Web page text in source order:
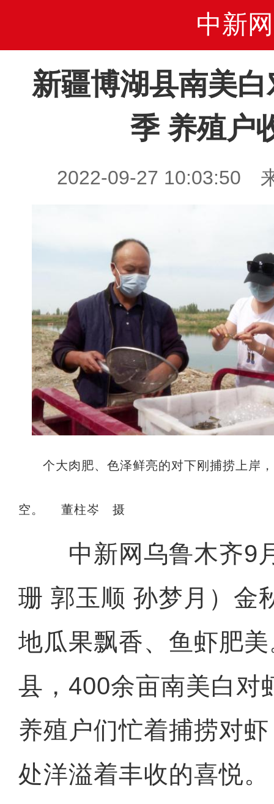
中新网
新疆博湖县南美
季 养殖户
2022-09-27 10:03:50
个大肉肥、色泽鲜亮的对下刚捕捞上岸
空。 董柱岑 摄
中新网乌鲁木齐9
珊 郭玉顺 孙梦月）金
地瓜果飘香、鱼虾肥
县，400余亩南美白对
养殖户们忙着捕捞对
处洋溢着丰收的喜悦。